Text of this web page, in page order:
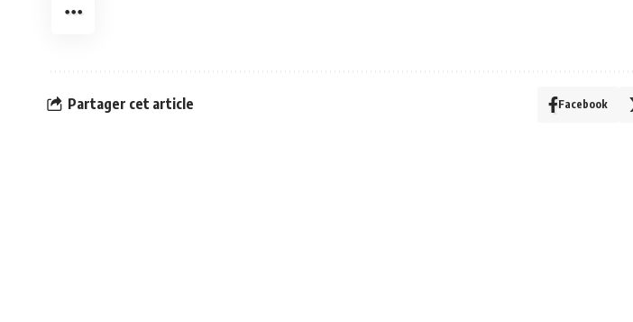
Partager cet article Facebook